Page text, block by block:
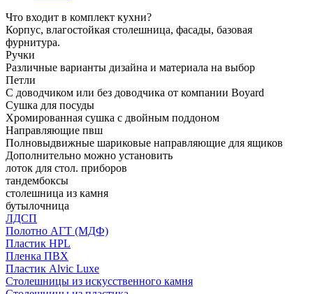
Что входит в комплект кухни?
Корпус, влагостойкая столешница, фасады, базовая
фурнитура.
Ручки
Различные варианты дизайна и материала на выбор
Петли
С доводчиком или без доводчика от компании Boyard
Сушка для посуды
Хромированная сушка с двойным поддоном
Направляющие пвш
Полновыдвижные шариковые направляющие для ящиков
Дополнительно можно установить
лоток для стол. приборов
тандембоксы
столешница из камня
бутылочница
ЛДСП
Полотно АГТ (МДФ)
Пластик HPL
Пленка ПВХ
Пластик Alvic Luxe
Столешницы из искусственного камня